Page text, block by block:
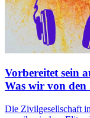
Vorbereitet sein
Was wir von den
Die Zivilgesellschaft